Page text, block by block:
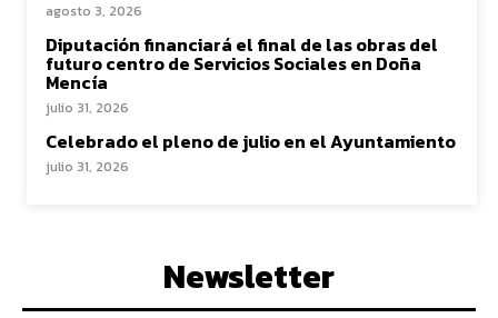
agosto 3, 2026
Diputación financiará el final de las obras del
futuro centro de Servicios Sociales en Doña
Mencía
julio 31, 2026
Celebrado el pleno de julio en el Ayuntamiento
julio 31, 2026
Newsletter